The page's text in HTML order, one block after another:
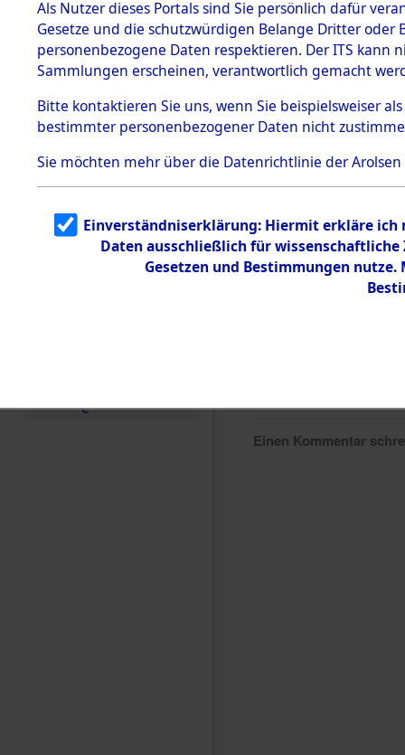
mente
5. Verschiedenes
5.3
Todesmärsche
5.3.1 Alliierte
Erhebungen
zu
Todesmärsch
en
5.3.2
g
5.3.3
Todesmärsch
e
→0040
Einen Kommentar
Als Nutzer dieses Portals sind Sie persönlich dafür
Gesetze und die schutzwürdigen Belange Dritter
personenbezogene Daten respektieren. Der ITS
Sammlungen erscheinen, verantwortlich gemacht
Bitte kontaktieren Sie uns, wenn Sie beispielsweiser
bestimmter personenbezogener Daten nicht
Sie möchten mehr über die Datenrichtlinie der Arolsen
Einverständniserklärung: Hiermit erkläre ich
Daten ausschließlich für
Gesetzen und Bestimmungen